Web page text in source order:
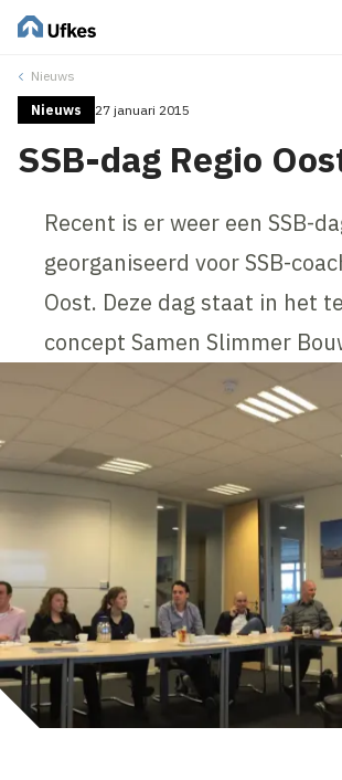
Nieuws
Nieuws 27 januari 2015
SSB-dag Regio
Recent is er weer een SSB-
georganiseerd voor SSB-
Oost. Deze dag staat in het
concept Samen Slimmer